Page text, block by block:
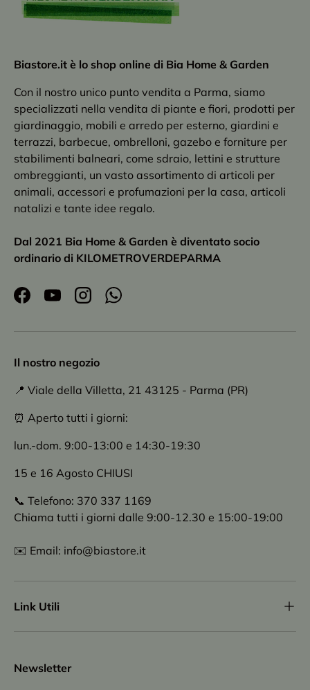
Biastore.it è lo shop online di Bia Home & Garden
Con il nostro unico punto vendita a Parma, siamo
specializzati nella vendita di piante e fiori, prodotti per
giardinaggio, mobili e arredo per esterno, giardini e
terrazzi, barbecue, ombrelloni, gazebo e forniture per
stabilimenti balneari, come sdraio, lettini e strutture
ombreggianti, un vasto assortimento di articoli per
animali, accessori e profumazioni per la casa, articoli
natalizi e tante idee regalo.
Dal 2021 Bia Home & Garden è diventato socio
ordinario di KILOMETROVERDEPARMA
FacebookYouTubeInstagramWhatsApp
Il nostro negozio
📍 Viale della Villetta, 21 43125 - Parma (PR)
⏰ Aperto tutti i giorni:
lun.-dom. 9:00-13:00 e 14:30-19:30
15 e 16 Agosto CHIUSI
📞 Telefono: 370 337 1169
Chiama tutti i giorni dalle 9:00-12.30 e 15:00-19:00
✉️ Email: info@biastore.it
Link Utili
Newsletter